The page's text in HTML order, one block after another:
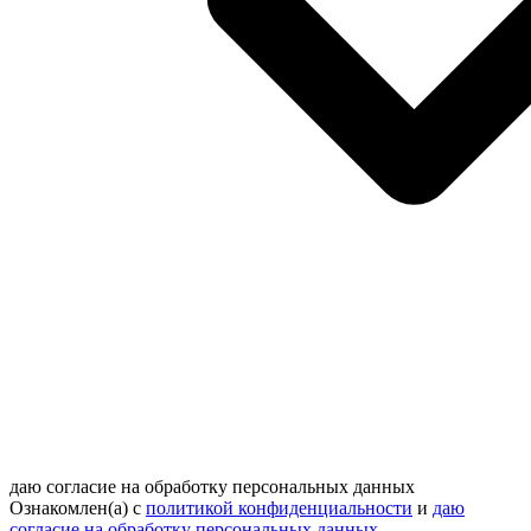
даю согласие на обработку персональных данных
Ознакомлен(а) с политикой конфиденциальности и даю